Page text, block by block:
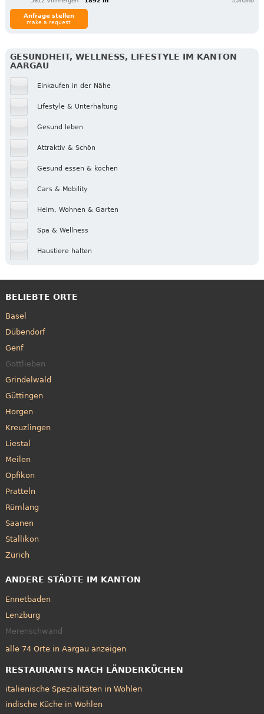
Anfrage stellen
make a request
GESUNDHEIT, WELLNESS, LIFESTYLE IM KANTON
AARGAU
Einkaufen in der Nähe
Lifestyle & Unterhaltung
Gesund leben
Attraktiv & Schön
Gesund essen & kochen
Cars & Mobility
Heim, Wohnen & Garten
Spa & Wellness
Haustiere halten
BELIEBTE ORTE
Basel
Dübendorf
Genf
Gottlieben
Grindelwald
Güttingen
Horgen
Kreuzlingen
Liestal
Meilen
Opfikon
Pratteln
Rümlang
Saanen
Stallikon
Zürich
ANDERE STÄDTE IM KANTON
Ennetbaden
Lenzburg
Merenschwand
alle 74 Orte in Aargau anzeigen
RESTAURANTS NACH LÄNDERKÜCHEN
italienische Spezialitäten in Wohlen
indische Küche in Wohlen